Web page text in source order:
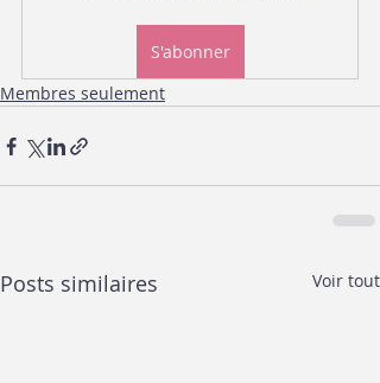
S'abonner
Membres seulement
Posts similaires Voir tout